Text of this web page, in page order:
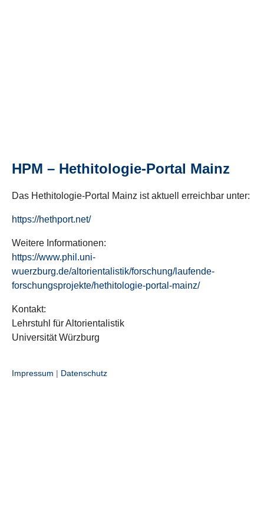
HPM – Hethitologie-Portal Mainz
Das Hethitologie-Portal Mainz ist aktuell erreichbar unter:
https://hethport.net/
Weitere Informationen:
https://www.phil.uni-
wuerzburg.de/altorientalistik/forschung/laufende-
forschungsprojekte/hethitologie-portal-mainz/
Kontakt:
Lehrstuhl für Altorientalistik
Universität Würzburg
Impressum | Datenschutz